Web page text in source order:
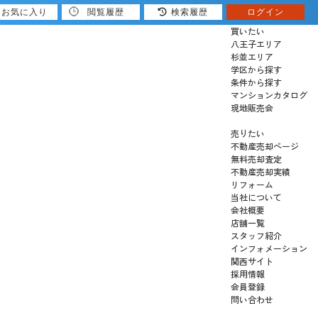
買いたい
八王子エリア
杉並エリア
学区から探す
条件から探す
マンションカタログ
現地販売会
売りたい
不動産売却ページ
無料売却査定
不動産売却実績
リフォーム
当社について
会社概要
店舗一覧
スタッフ紹介
インフォメーション
関西サイト
採用情報
会員登録
問い合わせ
お気に入り 閲覧履歴 検索履歴 ログイン